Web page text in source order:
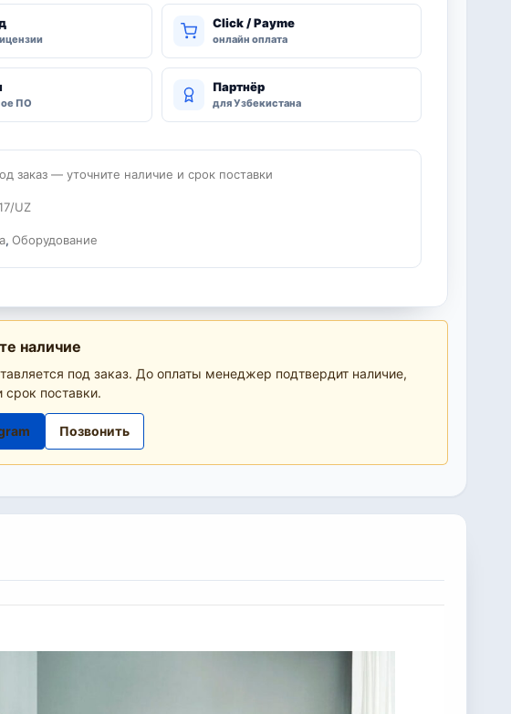
Click / Payme
онлайн оплата
ПО
Партнёр
для Узбекистана
заказ — уточните наличие и срок поставки
UZ
,Оборудование
наличие
под заказ. До оплаты менеджер подтвердит наличие,
срок поставки.
Позвонить